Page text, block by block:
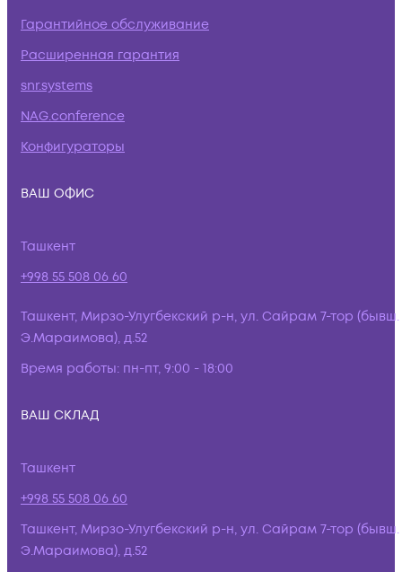
Гарантийное обслуживание
Расширенная гарантия
snr.systems
NAG.conference
Конфигураторы
ВАШ ОФИС
Ташкент
+998 55 508 06 60
Ташкент, Мирзо-Улугбекский р-н, ул. Сайрам 7-тор (бывш.
Э.Мараимова), д.52
Время работы: пн-пт, 9:00 - 18:00
ВАШ СКЛАД
Ташкент
+998 55 508 06 60
Ташкент, Мирзо-Улугбекский р-н, ул. Сайрам 7-тор (бывш.
Э.Мараимова), д.52